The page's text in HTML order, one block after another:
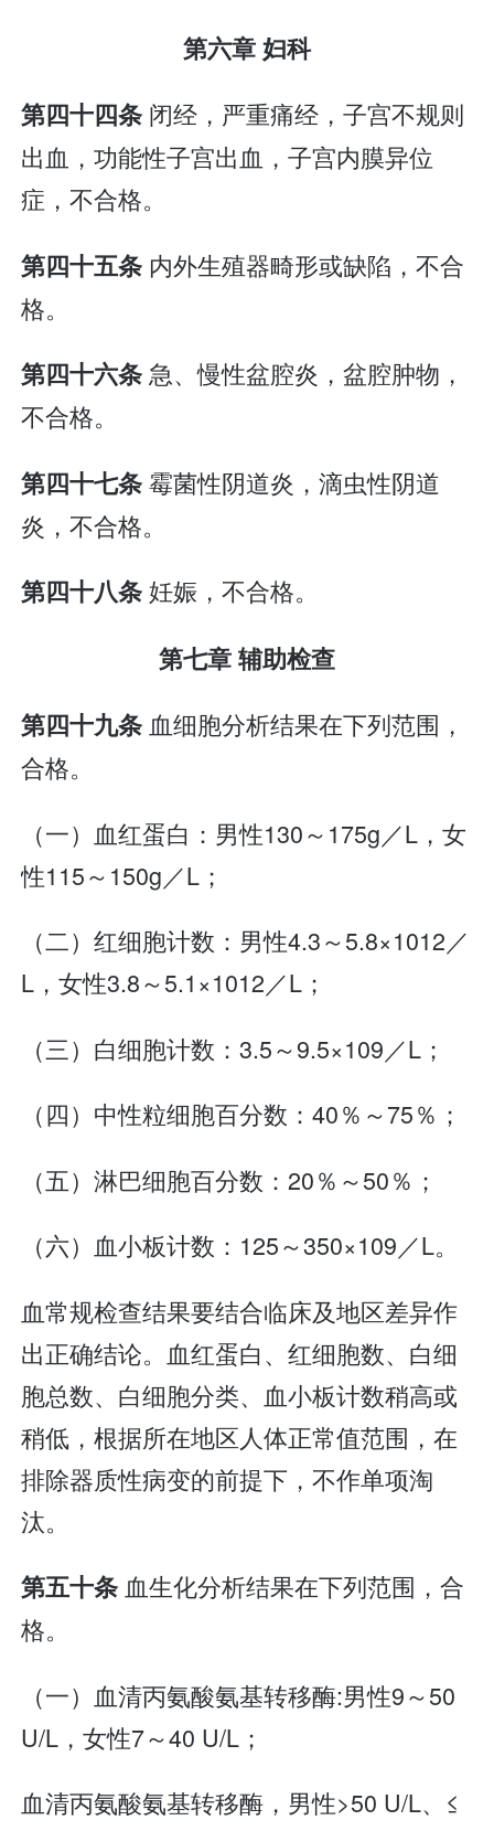
第六章 妇科
第四十四条 闭经，严重痛经，子宫不规则
出血，功能性子宫出血，子宫内膜异位
症，不合格。
第四十五条 内外生殖器畸形或缺陷，不合
格。
第四十六条急、慢性盆腔炎，盆腔肿物，
不合格。
第四十七条霉菌性阴道炎，滴虫性阴道
炎，不合格。
第四十八条妊娠，不合格。
第七章 辅助检查
第四十九条血细胞分析结果在下列范围，
合格。
（一）血红蛋白：男性130～175g／L，女
性115～150g／L；
（二）红细胞计数：男性4.3～5.8×1012／
L，女性3.8～5.1×1012／L；
（三）白细胞计数：3.5～9.5×109／L；
（四）中性粒细胞百分数：40％～75％；
（五）淋巴细胞百分数：20％～50％；
（六）血小板计数：125～350×109／L。
血常规检查结果要结合临床及地区差异作
出正确结论。血红蛋白、红细胞数、白细
胞总数、白细胞分类、血小板计数稍高或
稍低，根据所在地区人体正常值范围，在
排除器质性病变的前提下，不作单项淘
汰。
第五十条血生化分析结果在下列范围，合
格。
（一）血清丙氨酸氨基转移酶:男性9～50
U/L，女性7～40 U/L；
血清丙氨酸氨基转移酶，男性>50 U/L、≤